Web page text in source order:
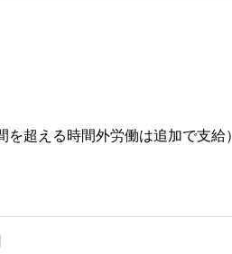
超える時間外労働は追加で支給）